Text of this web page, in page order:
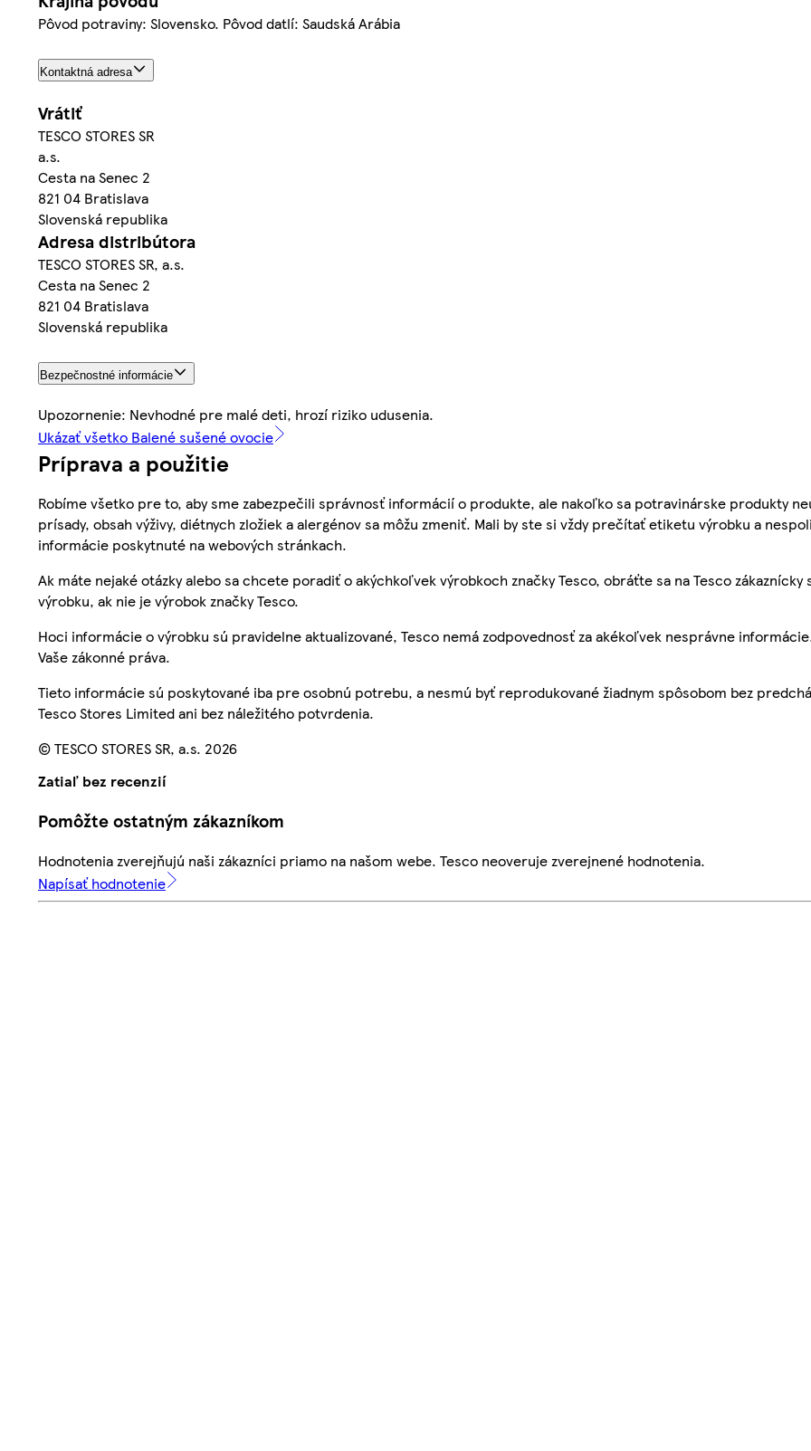
Pôvod potraviny: Slovensko. Pôvod datlí: Saudská Arábia
Kontaktná adresa
Vrátiť
TESCO STORES SR
a.s.
Cesta na Senec 2
821 04 Bratislava
Slovenská republika
Adresa distribútora
TESCO STORES SR, a.s.
Cesta na Senec 2
821 04 Bratislava
Slovenská republika
Bezpečnostné informácie
Upozornenie: Nevhodné pre malé deti, hrozí riziko udusenia.
Ukázať všetko Balené sušené ovocie
Príprava a použitie
Robíme všetko pre to, aby sme zabezpečili správnosť informácií o produkte, ale nakoľko sa potravinárske produkty
prísady, obsah výživy, diétnych zložiek a alergénov sa môžu zmeniť. Mali by ste si vždy prečítať etiketu výrobku a
informácie poskytnuté na webových stránkach.
Ak máte nejaké otázky alebo sa chcete poradiť o akýchkoľvek výrobkoch značky Tesco, obráťte sa na Tesco
výrobku, ak nie je výrobok značky Tesco.
Hoci informácie o výrobku sú pravidelne aktualizované, Tesco nemá zodpovednosť za akékoľvek nesprávne
Vaše zákonné práva.
Tieto informácie sú poskytované iba pre osobnú potrebu, a nesmú byť reprodukované žiadnym spôsobom bez
Tesco Stores Limited ani bez náležitého potvrdenia.
© TESCO STORES SR, a.s. 2026
Zatiaľ bez recenzií
Pomôžte ostatným zákazníkom
Hodnotenia zverejňujú naši zákazníci priamo na našom webe. Tesco neoveruje zverejnené hodnotenia.
Napísať hodnotenie